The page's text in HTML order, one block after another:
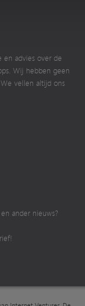
advies over de
Wij hebben geen
vellen altijd ons
ander nieuws?